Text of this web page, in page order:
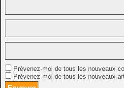
Prévenez-moi de tous les nouveaux
Prévenez-moi de tous les nouveaux